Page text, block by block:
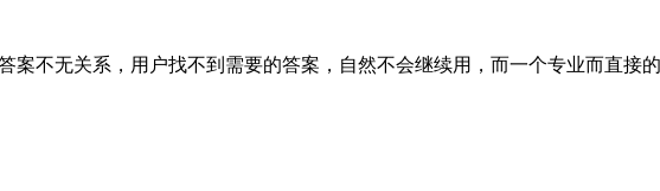
不无关系，用户找不到需要的答案，自然不会继续用，而一个专业而直接